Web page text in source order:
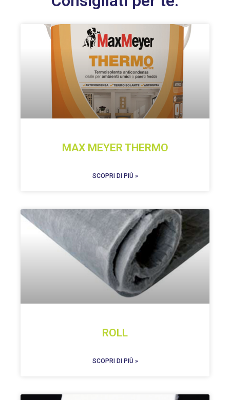
MAX MEYER THERMO
SCOPRI DI PIÙ »
ROLL
SCOPRI DI PIÙ »